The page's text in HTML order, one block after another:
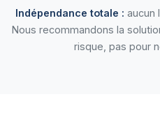
Indépendance totale : aucun
Nous recommandons la
risque, pas pour